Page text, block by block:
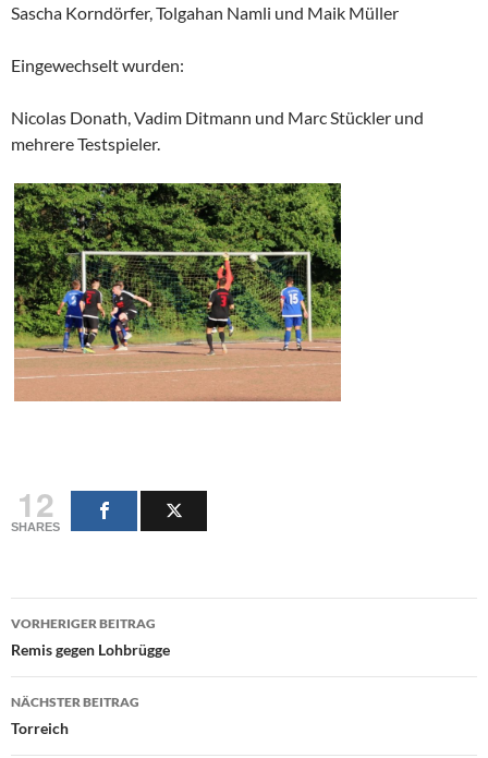
Sascha Korndörfer, Tolgahan Namli und Maik Müller
Eingewechselt wurden:
Nicolas Donath, Vadim Ditmann und Marc Stückler und
mehrere Testspieler.
12
SHARES
Beitragsnavigation
VORHERIGER BEITRAG
Remis gegen Lohbrügge
NÄCHSTER BEITRAG
Torreich